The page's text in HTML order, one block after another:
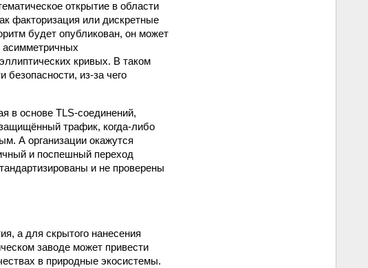
открытие в области
факторизация или дискретные
будет опубликован, он может
асимметричных
кривых. В таком
безопасности, из-за чего
в основе TLS-соединений,
трафик, когда-либо
А организации окажутся
и поспешный переход
и не проверены
а для скрытого нанесения
заводе может привести
в природные экосистемы.